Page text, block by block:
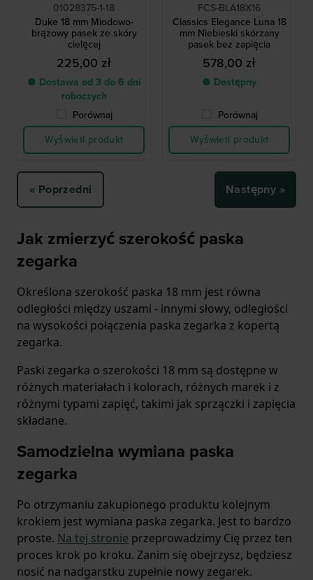
01028375-1-18
Duke 18 mm Miodowo-
brązowy pasek ze skóry
cielęcej
225,00 zł
● Dostawa od 3 do 6 dni
roboczych
Porównaj
Wyświetl produkt
FCS-BLA18X16
Classics Elegance Luna 18
mm Niebieski skórzany
pasek bez zapięcia
578,00 zł
● Dostępny
Porównaj
Wyświetl produkt
« Poprzedni Następny »
Jak zmierzyć szerokość paska
zegarka
Określona szerokość paska 18 mm jest równa
odległości między uszami - innymi słowy, odległości
na wysokości połączenia paska zegarka z kopertą
zegarka.
Paski zegarka o szerokości 18 mm są dostępne w
różnych materiałach i kolorach, różnych marek i z
różnymi typami zapięć, takimi jak sprzączki i zapięcia
składane.
Samodzielna wymiana paska
zegarka
Po otrzymaniu zakupionego produktu kolejnym
krokiem jest wymiana paska zegarka. Jest to bardzo
proste. Na tej stronie przeprowadzimy Cię przez ten
proces krok po kroku. Zanim się obejrzysz, będziesz
nosić na nadgarstku zupełnie nowy zegarek.